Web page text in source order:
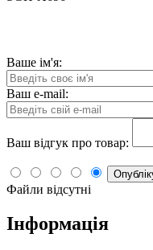
Ваше ім'я:
Ваш e-mail:
Ваш відгук про товар:
Файли відсутні
Інформація